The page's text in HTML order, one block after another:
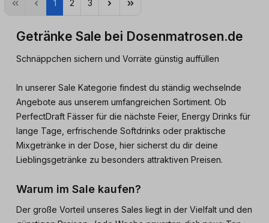
1 2 3
Getränke Sale bei Dosenmatrosen.de
Schnäppchen sichern und Vorräte günstig auffüllen
In unserer Sale Kategorie findest du ständig wechselnde
Angebote aus unserem umfangreichen Sortiment. Ob
PerfectDraft Fässer für die nächste Feier, Energy Drinks für
lange Tage, erfrischende Softdrinks oder praktische
Mixgetränke in der Dose, hier sicherst du dir deine
Lieblingsgetränke zu besonders attraktiven Preisen.
Warum im Sale kaufen?
Der große Vorteil unseres Sales liegt in der Vielfalt und den